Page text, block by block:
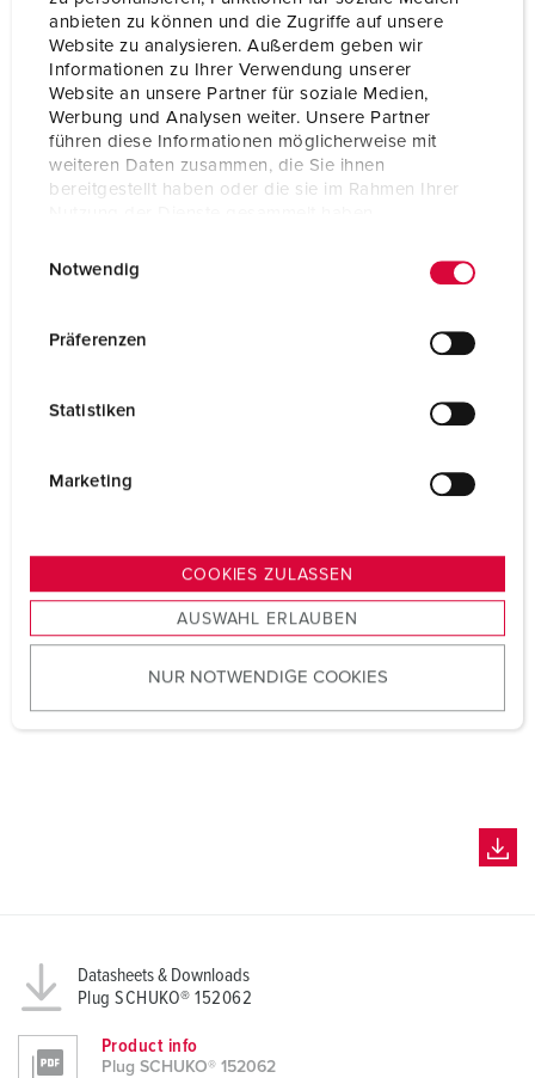
anbieten zu können und die Zugriffe auf unsere
Website zu analysieren. Außerdem geben wir
Informationen zu Ihrer Verwendung unserer
Website an unsere Partner für soziale Medien,
Werbung und Analysen weiter. Unsere Partner
führen diese Informationen möglicherweise mit
weiteren Daten zusammen, die Sie ihnen
bereitgestellt haben oder die sie im Rahmen Ihrer
s
u
w
Notwendig
Präferenzen
Statistiken
Marketing
COOKIES ZULASSEN
AUSWAHL ERLAUBEN
NUR NOTWENDIGE COOKIES
Shutter No
Enclosure material Plastic
Weight 65 g
Certifications VDE
Datasheets & Downloads
Plug SCHUKO® 152062
Product info
Plug SCHUKO® 152062